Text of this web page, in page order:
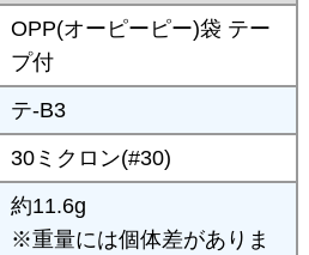
OPP(オーピーピー)袋 テー
プ付
テ-B3
30ミクロン(#30)
約11.6g
※重量には個体差がありま